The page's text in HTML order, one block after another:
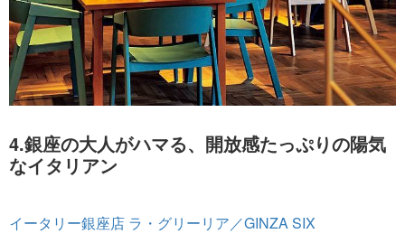
4.銀座の大人がハマる、開放感たっぷりの陽気
なイタリアン
イータリー銀座店 ラ・グリーリア／GINZA SIX